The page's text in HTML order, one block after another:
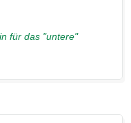
für das "untere"